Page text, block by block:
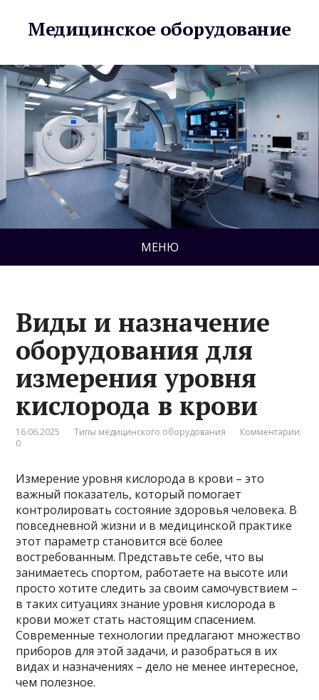
Медицинское оборудование
МЕНЮ
Виды и назначение
оборудования для
измерения уровня
кислорода в крови
16.06.2025 Типы медицинского оборудования
Комментарии:
0
Измерение уровня кислорода в крови – это
важный показатель, который помогает
контролировать состояние здоровья человека. В
повседневной жизни и в медицинской практике
этот параметр становится всё более
востребованным. Представьте себе, что вы
занимаетесь спортом, работаете на высоте или
просто хотите следить за своим самочувствием –
в таких ситуациях знание уровня кислорода в
крови может стать настоящим спасением.
Современные технологии предлагают множество
приборов для этой задачи, и разобраться в их
видах и назначениях – дело не менее интересное,
чем полезное.